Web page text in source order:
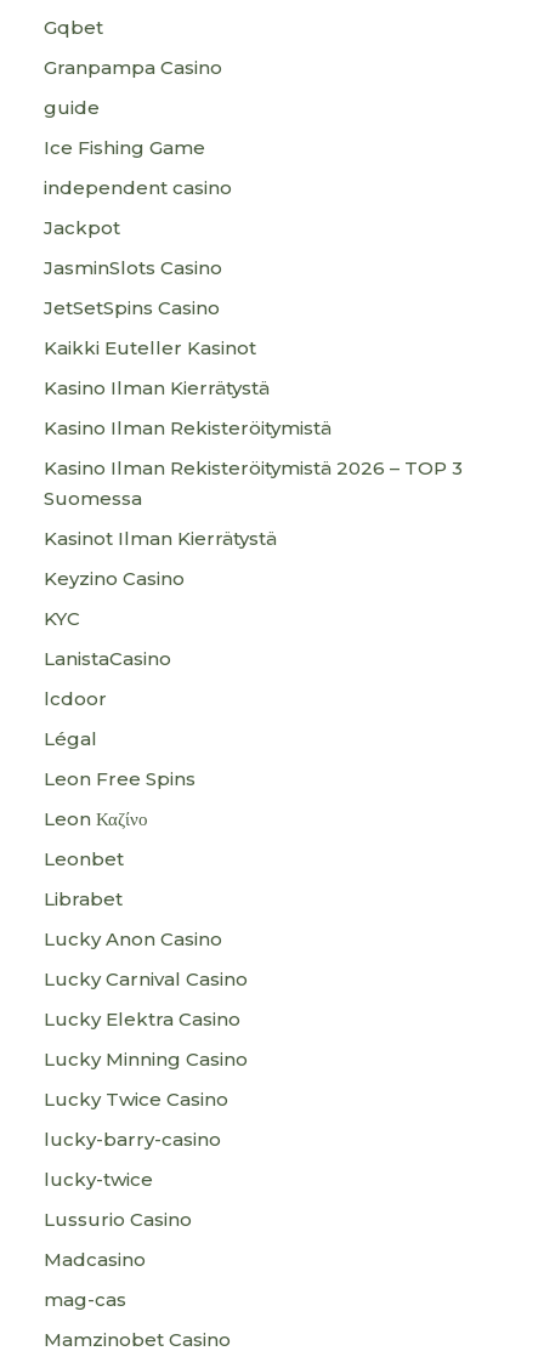
Gqbet
Granpampa Casino
guide
Ice Fishing Game
independent casino
Jackpot
JasminSlots Casino
JetSetSpins Casino
Kaikki Euteller Kasinot
Kasino Ilman Kierrätystä
Kasino Ilman Rekisteröitymistä
Kasino Ilman Rekisteröitymistä 2026 – TOP 3
Suomessa
Kasinot Ilman Kierrätystä
Keyzino Casino
KYC
LanistaCasino
lcdoor
Légal
Leon Free Spins
Leon Καζίνο
Leonbet
Librabet
Lucky Anon Casino
Lucky Carnival Casino
Lucky Elektra Casino
Lucky Minning Casino
Lucky Twice Casino
lucky-barry-casino
lucky-twice
Lussurio Casino
Madcasino
mag-cas
Mamzinobet Casino